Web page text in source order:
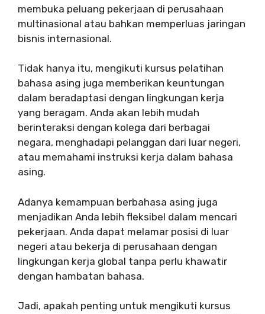
membuka peluang pekerjaan di perusahaan
multinasional atau bahkan memperluas jaringan
bisnis internasional.
Tidak hanya itu, mengikuti kursus pelatihan
bahasa asing juga memberikan keuntungan
dalam beradaptasi dengan lingkungan kerja
yang beragam. Anda akan lebih mudah
berinteraksi dengan kolega dari berbagai
negara, menghadapi pelanggan dari luar negeri,
atau memahami instruksi kerja dalam bahasa
asing.
Adanya kemampuan berbahasa asing juga
menjadikan Anda lebih fleksibel dalam mencari
pekerjaan. Anda dapat melamar posisi di luar
negeri atau bekerja di perusahaan dengan
lingkungan kerja global tanpa perlu khawatir
dengan hambatan bahasa.
Jadi, apakah penting untuk mengikuti kursus